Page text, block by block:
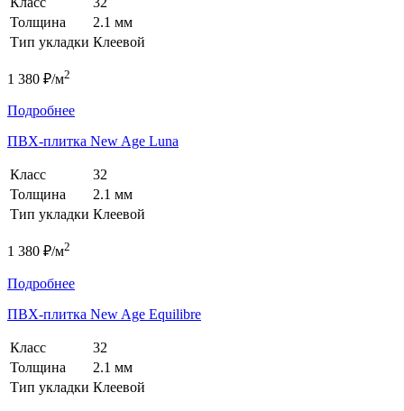
Толщина
2.1 мм
Тип укладки Клеевой
1 380 ₽/м2
Подробнее
ПВХ-плитка New Age Luna
Класс
32
Толщина
2.1 мм
Тип укладки Клеевой
1 380 ₽/м2
Подробнее
ПВХ-плитка New Age Equilibre
Класс
32
Толщина
2.1 мм
Тип укладки Клеевой